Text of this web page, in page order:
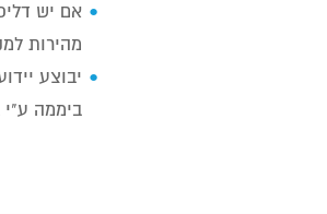
אם יש
מהירות
ביממה